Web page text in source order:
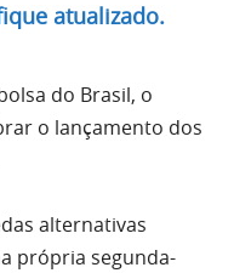
atualizado.
do Brasil, o
o lançamento dos
alternativas
própria segunda-